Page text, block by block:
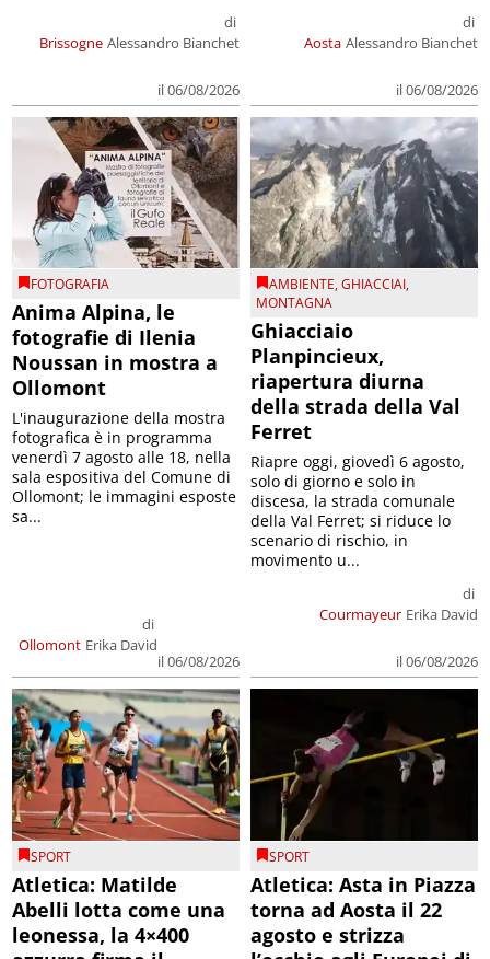
Brissogne
di
Alessandro Bianchet
il 06/08/2026
Aosta
di
Alessandro Bianchet
il 06/08/2026
FOTOGRAFIA
Anima Alpina, le
fotografie di Ilenia
Noussan in mostra a
Ollomont
Ollomont
di
Erika David
il 06/08/2026
L'inaugurazione della mostra
fotografica è in programma
venerdì 7 agosto alle 18, nella
sala espositiva del Comune di
Ollomont; le immagini esposte
sa...
AMBIENTE,GHIACCIAI,
MONTAGNA
Ghiacciaio
Planpincieux,
riapertura diurna
della strada della Val
Ferret
Courmayeur
di
Erika David
il 06/08/2026
Riapre oggi, giovedì 6 agosto,
solo di giorno e solo in
discesa, la strada comunale
della Val Ferret; si riduce lo
scenario di rischio, in
movimento u...
SPORT
Atletica: Matilde
Abelli lotta come una
leonessa, la 4×400
SPORT
Atletica: Asta in Piazza
torna ad Aosta il 22
agosto e strizza